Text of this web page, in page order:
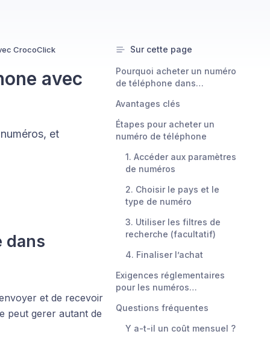
CrocoClick
avec
et
dans
et de recevoir
peut gerer autant de
Sur cette page
Pourquoi acheter un numéro
de téléphone dans
Avantages clés
Étapes pour acheter un
numéro de téléphone
1. Accéder aux paramètres
de numéros
2. Choisir le pays et le
type de numéro
3. Utiliser les filtres de
recherche (facultatif)
4. Finaliser l’achat
Exigences réglementaires
pour les numéros
Questions fréquentes
Y a-t-il un coût mensuel ?